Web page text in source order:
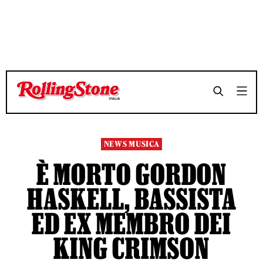
TEMPO DI LETTURA 3 MINUTI SHARE
TEMPO DI LETTURA 3 MINUTI SHARE
NEWS MUSICA
È MORTO GORDON
HASKELL, BASSISTA
ED EX MEMBRO DEI
KING CRIMSON